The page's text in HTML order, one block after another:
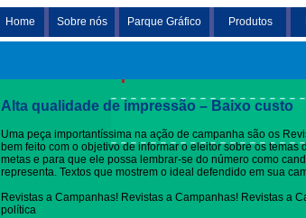
Home Sobre nós Parque Gráfico Produtos
Alta qualidade de impressão – Baixo custo
Uma peça importantíssima na ação de campanha são os
bem feito com o objetivo de informar o eleitor sobre os temas
metas e para que ele possa lembrar-se do número como
representa. Textos que mostrem o ideal defendido em sua
Revistas a Campanhas! Revistas a Campanhas! Revistas a
política